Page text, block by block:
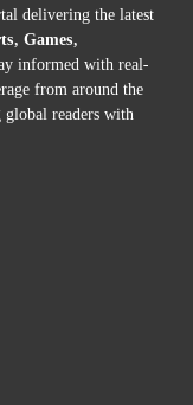
delivering the latest
Games,
informed with real-
from around the
readers with